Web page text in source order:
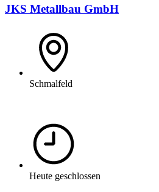
JKS Metallbau GmbH
Schmalfeld
Heute geschlossen